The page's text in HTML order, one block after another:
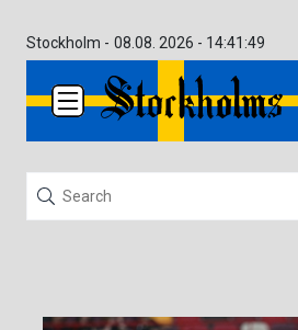
Stockholm - 08.08. 2026 - 14:41:49